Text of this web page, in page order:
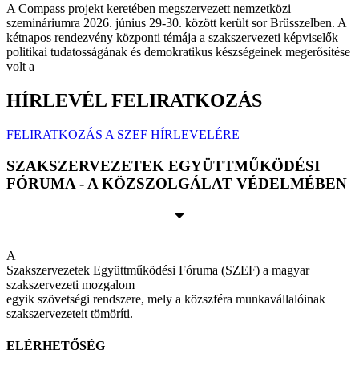
A Compass projekt keretében megszervezett nemzetközi
szemináriumra 2026. június 29-30. között került sor Brüsszelben. A
kétnapos rendezvény központi témája a szakszervezeti képviselők
politikai tudatosságának és demokratikus készségeinek megerősítése
volt a
HÍRLEVÉL FELIRATKOZÁS
FELIRATKOZÁS A SZEF HÍRLEVELÉRE
SZAKSZERVEZETEK EGYÜTTMŰKÖDÉSI
FÓRUMA - A KÖZSZOLGÁLAT VÉDELMÉBEN
A
Szakszervezetek Együttműködési Fóruma (SZEF) a magyar
szakszervezeti mozgalom
egyik szövetségi rendszere, mely a közszféra munkavállalóinak
szakszervezeteit tömöríti.
ELÉRHETŐSÉG